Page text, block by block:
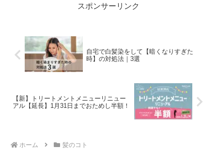
スポンサーリンク
自宅で白髪染をして【暗くなりすぎた
時】の対処法｜3選
【新】トリートメントメニューリニュー
アル【延長】1月31日までおためし半額！
ホーム 髪のコト